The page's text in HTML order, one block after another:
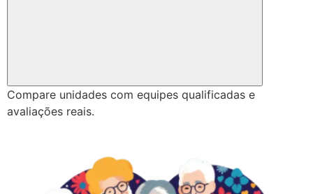
Compare unidades com equipes qualificadas e
avaliações reais.